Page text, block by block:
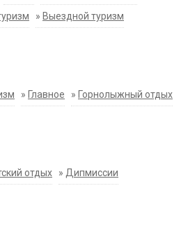
» Выездной туризм
» Главное » Горнолыжный отдых
отдых » Дипмиссии